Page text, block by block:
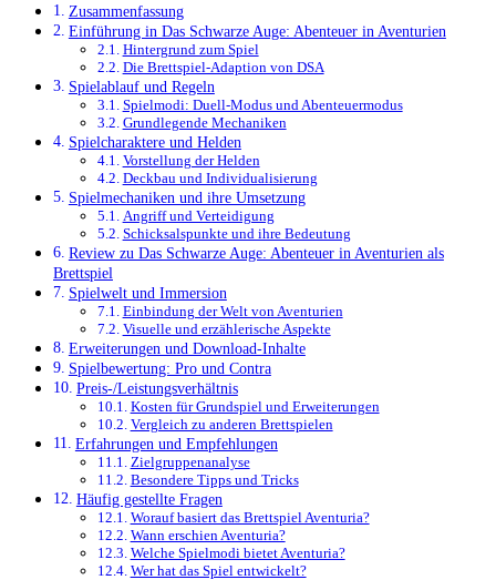
Zusammenfassung
Einführung in Das Schwarze Auge: Abenteuer in Aventurien
Hintergrund zum Spiel
Die Brettspiel-Adaption von DSA
Spielablauf und Regeln
Spielmodi: Duell-Modus und Abenteuermodus
Grundlegende Mechaniken
Spielcharaktere und Helden
Vorstellung der Helden
Deckbau und Individualisierung
Spielmechaniken und ihre Umsetzung
Angriff und Verteidigung
Schicksalspunkte und ihre Bedeutung
Review zu Das Schwarze Auge: Abenteuer in Aventurien als
Brettspiel
Spielwelt und Immersion
Einbindung der Welt von Aventurien
Visuelle und erzählerische Aspekte
Erweiterungen und Download-Inhalte
Spielbewertung: Pro und Contra
Preis-/Leistungsverhältnis
Kosten für Grundspiel und Erweiterungen
Vergleich zu anderen Brettspielen
Erfahrungen und Empfehlungen
Zielgruppenanalyse
Besondere Tipps und Tricks
Häufig gestellte Fragen
Worauf basiert das Brettspiel Aventuria?
Wann erschien Aventuria?
Welche Spielmodi bietet Aventuria?
Wer hat das Spiel entwickelt?